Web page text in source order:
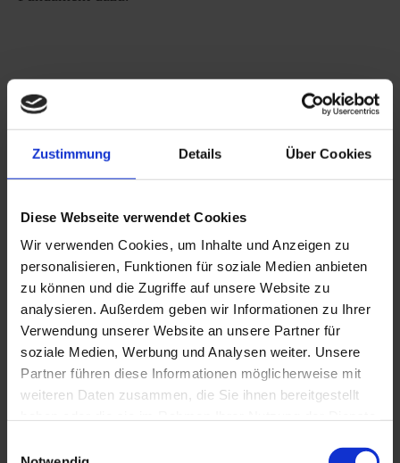
Zustimmung Details Über Cookies
Diese Webseite verwendet Cookies
Wir verwenden Cookies, um Inhalte und Anzeigen zu
personalisieren, Funktionen für soziale Medien anbieten
zu können und die Zugriffe auf unsere Website zu
analysieren. Außerdem geben wir Informationen zu Ihrer
Verwendung unserer Website an unsere Partner für
soziale Medien, Werbung und Analysen weiter. Unsere
Partner führen diese Informationen möglicherweise mit
weiteren Daten zusammen, die Sie ihnen bereitgestellt
Erstaunliche Fortschritte – selbst
mit wenig Übungszeit
Du denkst, du hast zu wenig Zeit, um ein guter Gitarrist
zu werden? Denk nochmal nach.Selbst mit nur 10 bis
15 Minuten Üben kannst du erstaunliche Fortschritte
machen.Der Rockgitarre Komplettkurs ist so
konzipiert, dass selbst diejenigen mit einem vollen
Terminkalender das Beste aus ihrer begrenzten Zeit
herausholen können.
Stell dir vor, du wachst morgens auf und startest deinen
Tag mit einer kurzen, aber intensiven Übungssession.